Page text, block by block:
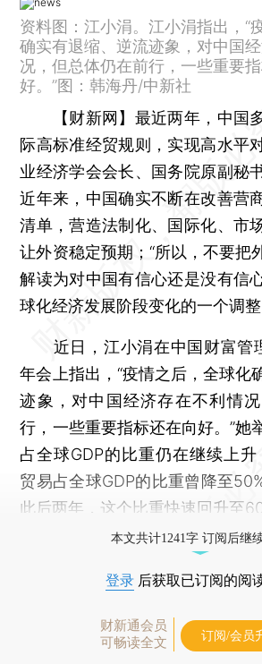
资料图：江小涓。江小涓指出，“
确实有退缩、逆流迹象，对中国
况，但总体仍在前行，一些重要
好。”图：韩海丹/中新社
【财新网】 最近两年，中国
际高标准经贸规则，实现高水平
业经济学会会长、国务院原副秘
近年来，中国确实不断在改善营
清单，营造法制化、国际化、市
让外资稳定预期；“所以，不要把
解读为对中国有信心还是没有信
球化经济发展阶段变化的一个调整
近日，江小涓在中国财富管
年会上指出，“疫情之后，全球化
迹象，对中国经济存在不利情
行，一些重要指标还在向好。”她
占全球GDP的比重仍在继续上
贸易占全球GDP的比重曾降至
此后两年，这个比重快速回升至
本文共计1241字 订阅后继
登录 后获取已订阅的阅
财新通会员
可畅读全文
订阅/会员